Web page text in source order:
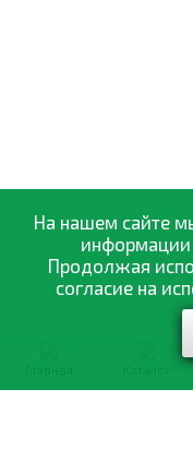
На нашем сайте
информации
Продолжая
согласие на